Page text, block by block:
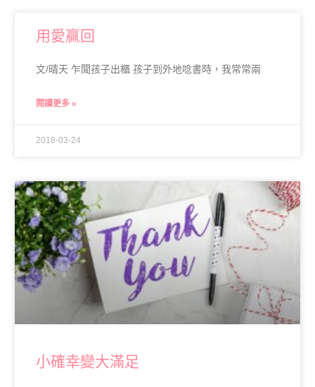
用愛贏回
文/晴天 乍聞孩子出櫃 孩子到外地唸書時，我常常兩
閱讀更多 »
2018-03-24
小確幸變大滿足